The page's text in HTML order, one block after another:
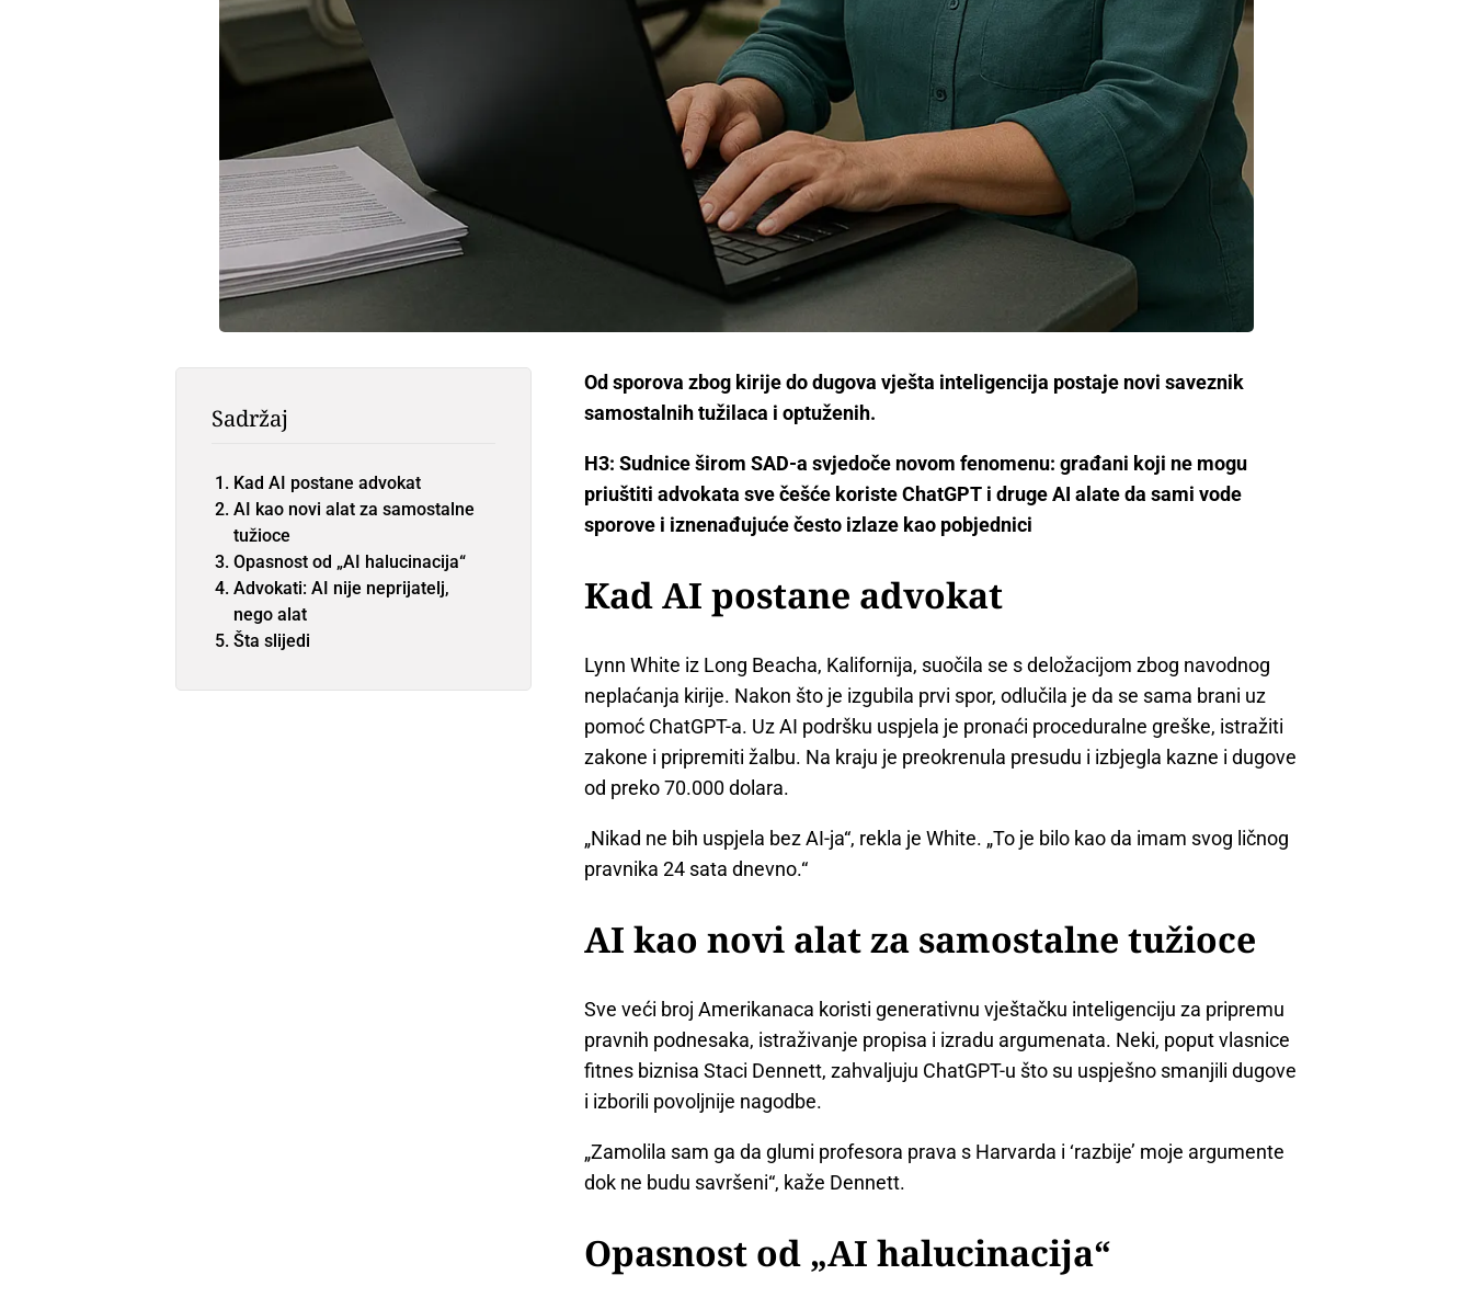
Sadržaj
Kad AI postane advokat
AI kao novi alat za samostalne
tužioce
Opasnost od „AI halucinacija“
Advokati: AI nije neprijatelj,
nego alat
Šta slijedi
Od sporova zbog kirije do dugova vješta inteligencija postaje novi saveznik
samostalnih tužilaca i optuženih.
H3: Sudnice širom SAD-a svjedoče novom fenomenu: građani koji ne mogu
priuštiti advokata sve češće koriste ChatGPT i druge AI alate da sami vode
sporove i iznenađujuće često izlaze kao pobjednici
Kad AI postane advokat
Lynn White iz Long Beacha, Kalifornija, suočila se s deložacijom zbog navodnog
neplaćanja kirije. Nakon što je izgubila prvi spor, odlučila je da se sama brani uz
pomoć ChatGPT-a. Uz AI podršku uspjela je pronaći proceduralne greške, istražiti
zakone i pripremiti žalbu. Na kraju je preokrenula presudu i izbjegla kazne i dugove
od preko 70.000 dolara.
„Nikad ne bih uspjela bez AI-ja“, rekla je White. „To je bilo kao da imam svog ličnog
pravnika 24 sata dnevno.“
AI kao novi alat za samostalne tužioce
Sve veći broj Amerikanaca koristi generativnu vještačku inteligenciju za pripremu
pravnih podnesaka, istraživanje propisa i izradu argumenata. Neki, poput vlasnice
fitnes biznisa Staci Dennett, zahvaljuju ChatGPT-u što su uspješno smanjili dugove
i izborili povoljnije nagodbe.
„Zamolila sam ga da glumi profesora prava s Harvarda i ‘razbije’ moje argumente
dok ne budu savršeni“, kaže Dennett.
Opasnost od „AI halucinacija“